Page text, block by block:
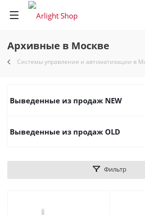
Архивные в Москве
Системы управления и автоматизации в
Выведенные из продаж NEW
Выведенные из продаж OLD
Фильтр